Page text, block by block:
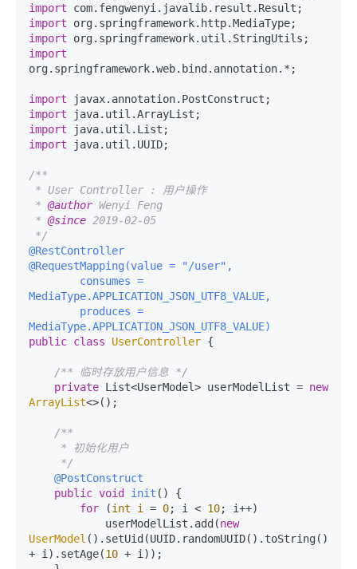
import
import
import
import
org.springframework.web.bind.annotation.*;
import
import
import
import java.util.UUID;
/**
* @author Wenyi Feng
* @since 2019-02-05
*/
@RestController
@RequestMapping(value = "/user",
MediaType.APPLICATION_JSON_UTF8_VALUE,
MediaType.APPLICATION_JSON_UTF8_VALUE)
public class UserController {
/** 临时存放用户信息 */
private List<UserModel> userModelList = new
ArrayList<>();
/**
     */
@PostConstruct
public void init ()
{
for (int i = 0; i < 10; i++)
            userModelList.add(
new
UserModel
+ i).setAge(10 + i));